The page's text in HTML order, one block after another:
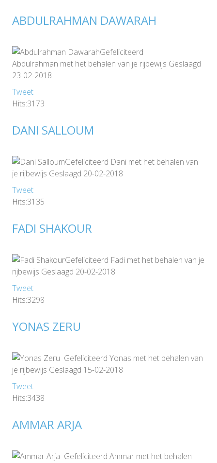
ABDULRAHMAN DAWARAH
Gefeliciteerd
Abdulrahman met het behalen van je rijbewijs Geslaagd
23-02-2018
Tweet
Hits:3173
DANI SALLOUM
Gefeliciteerd Dani met het behalen van
je rijbewijs Geslaagd 20-02-2018
Tweet
Hits:3135
FADI SHAKOUR
Gefeliciteerd Fadi met het behalen van je
rijbewijs Geslaagd 20-02-2018
Tweet
Hits:3298
YONAS ZERU
Gefeliciteerd Yonas met het behalen van
je rijbewijs Geslaagd 15-02-2018
Tweet
Hits:3438
AMMAR ARJA
Gefeliciteerd Ammar met het behalen